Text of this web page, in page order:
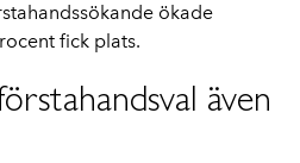
ökade
fick plats.
även